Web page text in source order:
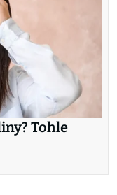
Tohle